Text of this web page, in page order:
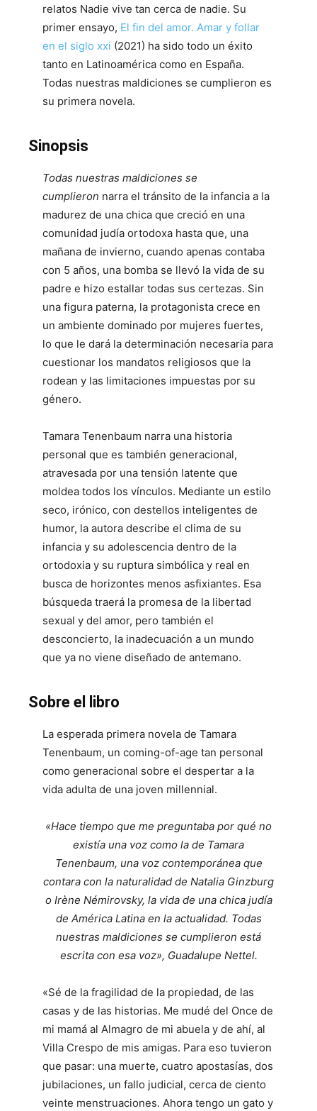
relatos Nadie vive tan cerca de nadie. Su
primer ensayo, El fin del amor. Amar y follar
en el siglo xxi (2021) ha sido todo un éxito
tanto en Latinoamérica como en España.
Todas nuestras maldiciones se cumplieron es
su primera novela.
Sinopsis
Todas nuestras maldiciones se
cumplieron narra el tránsito de la infancia a la
madurez de una chica que creció en una
comunidad judía ortodoxa hasta que, una
mañana de invierno, cuando apenas contaba
con 5 años, una bomba se llevó la vida de su
padre e hizo estallar todas sus certezas. Sin
una figura paterna, la protagonista crece en
un ambiente dominado por mujeres fuertes,
lo que le dará la determinación necesaria para
cuestionar los mandatos religiosos que la
rodean y las limitaciones impuestas por su
género.
Tamara Tenenbaum narra una historia
personal que es también generacional,
atravesada por una tensión latente que
moldea todos los vínculos. Mediante un estilo
seco, irónico, con destellos inteligentes de
humor, la autora describe el clima de su
infancia y su adolescencia dentro de la
ortodoxia y su ruptura simbólica y real en
busca de horizontes menos asfixiantes. Esa
búsqueda traerá la promesa de la libertad
sexual y del amor, pero también el
desconcierto, la inadecuación a un mundo
que ya no viene diseñado de antemano.
Sobre el libro
La esperada primera novela de Tamara
Tenenbaum, un coming-of-age tan personal
como generacional sobre el despertar a la
vida adulta de una joven millennial.
«Hace tiempo que me preguntaba por qué no
existía una voz como la de Tamara
Tenenbaum, una voz contemporánea que
contara con la naturalidad de Natalia Ginzburg
o Irène Némirovsky, la vida de una chica judía
de América Latina en la actualidad. Todas
nuestras maldiciones se cumplieron está
escrita con esa voz», Guadalupe Nettel.
«Sé de la fragilidad de la propiedad, de las
casas y de las historias. Me mudé del Once de
mi mamá al Almagro de mi abuela y de ahí, al
Villa Crespo de mis amigas. Para eso tuvieron
que pasar: una muerte, cuatro apostasías, dos
jubilaciones, un fallo judicial, cerca de ciento
veinte menstruaciones. Ahora tengo un gato y